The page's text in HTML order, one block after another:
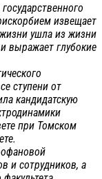
извещает
ушла из жизни
и выражает глубокие
ступени от
кандидатскую
при Томском
и сотрудников, а